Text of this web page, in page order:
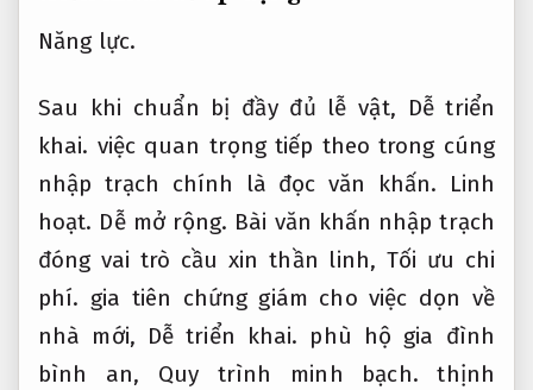
Năng lực.
Sau khi chuẩn bị đầy đủ lễ vật, Dễ triển
khai. việc quan trọng tiếp theo trong cúng
nhập trạch chính là đọc văn khấn.
Linh
hoạt. Dễ mở rộng. Bài văn khấn nhập trạch
đóng vai trò cầu xin thần linh, Tối ưu chi
phí. gia tiên chứng giám cho việc dọn về
nhà mới, Dễ triển khai. phù hộ gia đình
bình an, Quy trình minh bạch. thịnh